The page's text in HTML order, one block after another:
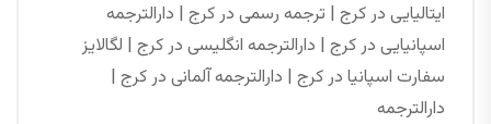
ایتالیایی در کرج | ترجمه رسمی در کرج | دارالترجمه
اسپانیایی در کرج | دارالترجمه انگلیسی در کرج | لگالایز
سفارت اسپانیا در کرج | دارالترجمه آلمانی در کرج |
دارالترجمه